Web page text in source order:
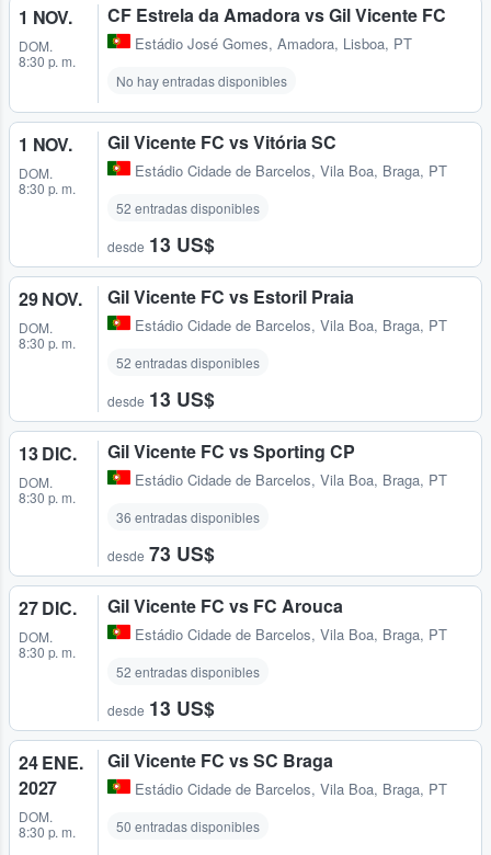
1 NOV.
DOM.
8:30 p. m.
CF Estrela da Amadora vs Gil Vicente FC
Estádio José Gomes, Amadora, Lisboa, PT
No hay entradas disponibles
1 NOV.
DOM.
8:30 p. m.
Gil Vicente FC vs Vitória SC
Estádio Cidade de Barcelos, Vila Boa, Braga, PT
52 entradas disponibles
desde 13 US$
29 NOV.
DOM.
8:30 p. m.
Gil Vicente FC vs Estoril Praia
Estádio Cidade de Barcelos, Vila Boa, Braga, PT
52 entradas disponibles
desde 13 US$
13 DIC.
DOM.
8:30 p. m.
Gil Vicente FC vs Sporting CP
Estádio Cidade de Barcelos, Vila Boa, Braga, PT
36 entradas disponibles
desde 73 US$
27 DIC.
DOM.
8:30 p. m.
Gil Vicente FC vs FC Arouca
Estádio Cidade de Barcelos, Vila Boa, Braga, PT
52 entradas disponibles
desde 13 US$
24 ENE.
2027
DOM.
8:30 p. m.
Gil Vicente FC vs SC Braga
Estádio Cidade de Barcelos, Vila Boa, Braga, PT
50 entradas disponibles